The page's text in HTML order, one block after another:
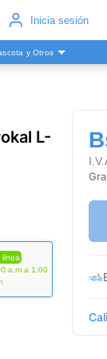
Inicia sesión
y Otros
L-
línea
a.m a 1:00